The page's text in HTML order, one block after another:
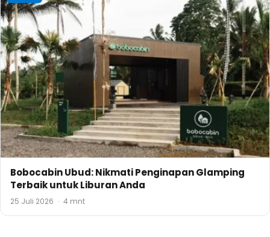
Bobocabin Ubud: Nikmati Penginapan Glamping
Terbaik untuk Liburan Anda
25 Juli 2026 · 4 mnt